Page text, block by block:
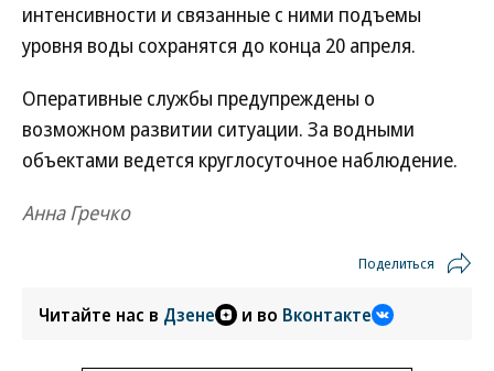
интенсивности и связанные с ними подъемы
уровня воды сохранятся до конца 20 апреля.
Оперативные службы предупреждены о
возможном развитии ситуации. За водными
объектами ведется круглосуточное наблюдение.
Анна Гречко
Поделиться
Читайте нас в Дзене и во Вконтакте